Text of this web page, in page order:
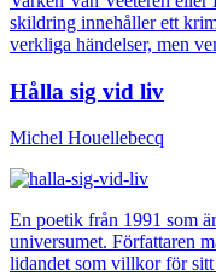
skildring innehåller ett
verkliga händelser, men
Hålla sig vid liv
Michel Houellebecq
En poetik från 1991 som
universumet. Författaren
lidandet som villkor för